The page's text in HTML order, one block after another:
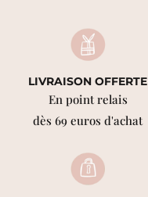
LIVRAISON OFFERTE
En point relais
dès 69 euros d'achat